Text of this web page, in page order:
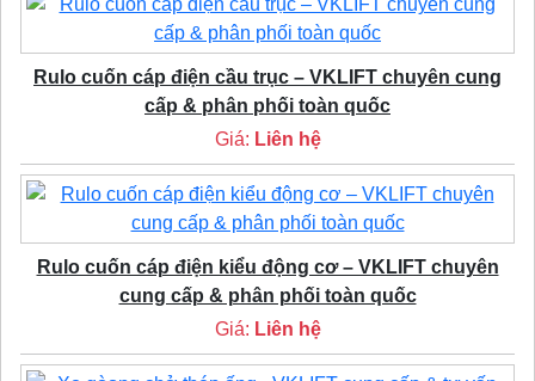
Rulo cuốn cáp điện cầu trục – VKLIFT chuyên cung
cấp & phân phối toàn quốc
Giá: Liên hệ
Rulo cuốn cáp điện kiểu động cơ – VKLIFT chuyên
cung cấp & phân phối toàn quốc
Giá: Liên hệ